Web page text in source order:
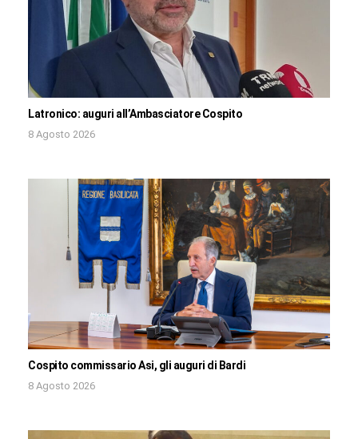
Latronico: auguri all’Ambasciatore Cospito
8 Agosto 2026
Cospito commissario Asi, gli auguri di Bardi
8 Agosto 2026